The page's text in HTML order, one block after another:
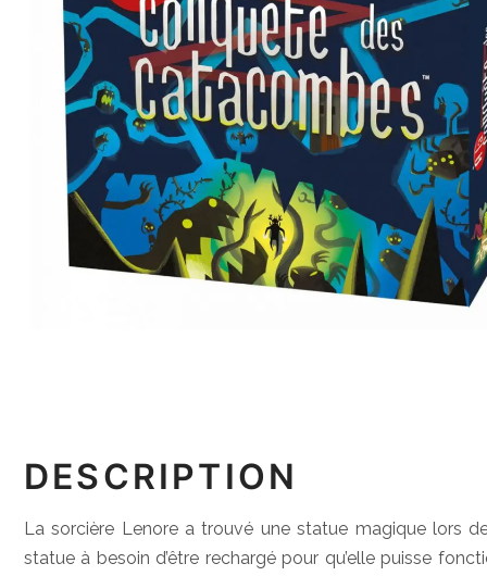
DESCRIPTION
La sorcière Lenore a trouvé une statue magique lors
statue à besoin d’être rechargé pour qu’elle puisse